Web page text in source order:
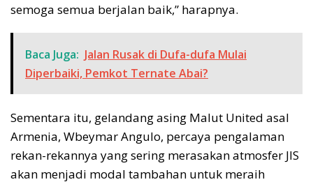
semoga semua berjalan baik,” harapnya.
Baca Juga: Jalan Rusak di Dufa-dufa Mulai
Diperbaiki, Pemkot Ternate Abai?
Sementara itu, gelandang asing Malut United asal
Armenia, Wbeymar Angulo, percaya pengalaman
rekan-rekannya yang sering merasakan atmosfer JIS
akan menjadi modal tambahan untuk meraih